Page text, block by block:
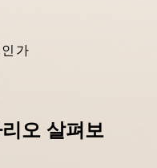
가
오 살펴보